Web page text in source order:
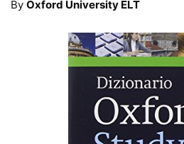
By Oxford University ELT